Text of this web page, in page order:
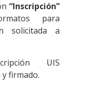
“Inscripción”
para
solicitada a
UIS
firmado.